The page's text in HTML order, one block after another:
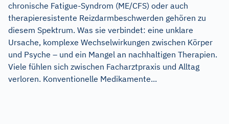
chronische Fatigue-Syndrom (ME/CFS) oder auch
therapieresistente Reizdarmbeschwerden gehören zu
diesem Spektrum. Was sie verbindet: eine unklare
Ursache, komplexe Wechselwirkungen zwischen Körper
und Psyche – und ein Mangel an nachhaltigen Therapien.
Viele fühlen sich zwischen Facharztpraxis und Alltag
verloren. Konventionelle Medikamente...